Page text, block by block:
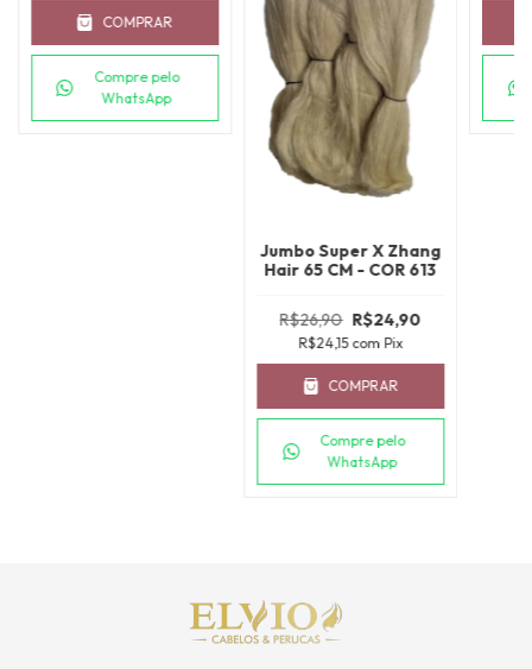
COMPRAR
Compre pelo
WhatsApp
Jumbo Super X Zhang
Hair 65 CM - COR 613
R$26,90 R$24,90
R$24,15 com Pix
COMPRAR
Compre pelo
WhatsApp